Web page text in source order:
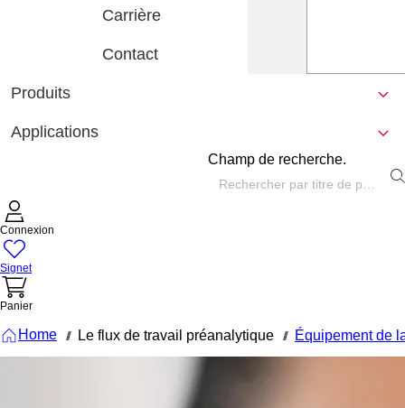
Carrière
Contact
Produits
Applications
Champ de recherche.
Connexion
Signet
Panier
Home /// Le flux de travail préanalytique /// Équipement de